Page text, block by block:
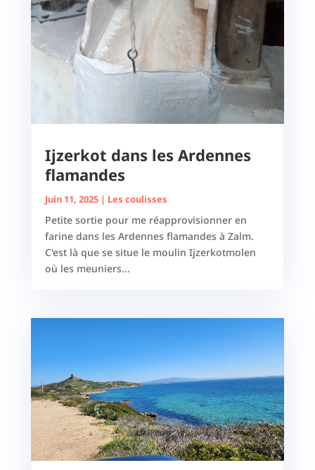
Ijzerkot dans les Ardennes
flamandes
Juin 11, 2025| Les coulisses
Petite sortie pour me réapprovisionner en
farine dans les Ardennes flamandes à Zalm.
C'est là que se situe le moulin Ijzerkotmolen
où les meuniers...